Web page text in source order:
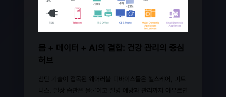
몸 + 데이터 + AI의 결합: 건강 관리의 중심
허브
첨단 기술이 접목된 웨어러블 디바이스들은 헬스케어, 피트
니스, 일상 습관은 물론이고 질병 예방과 관리까지 아우르면